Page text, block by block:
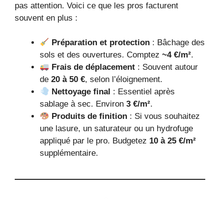
pas attention. Voici ce que les pros facturent
souvent en plus :
Préparation et protection : Bâchage des
sols et des ouvertures. Comptez ~4 €/m².
Frais de déplacement : Souvent autour
de 20 à 50 €, selon l’éloignement.
Nettoyage final : Essentiel après
sablage à sec. Environ 3 €/m².
Produits de finition : Si vous souhaitez
une lasure, un saturateur ou un hydrofuge
appliqué par le pro. Budgetez 10 à 25 €/m²
supplémentaire.